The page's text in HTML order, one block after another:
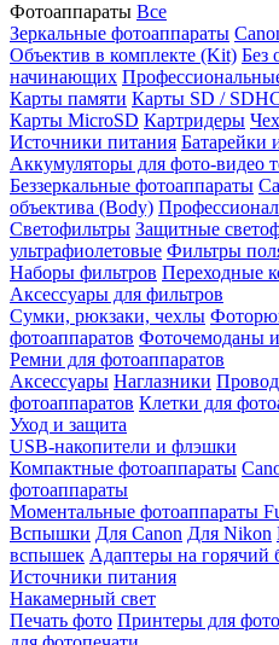
Фотоаппараты Все
Зеркальные фотоаппараты
Объектив в комплекте (Kit) Без
начинающих
Карты памяти Карты SD /
Карты MicroSD Картридеры
Источники питания Батарейки
Аккумуляторы для фото-видео
Беззеркальные фотоаппараты
объектива (Body)
Светофильтры Защитные
ультрафиолетовые Фильтры
Наборы фильтров Переходные
Аксессуары для фильтров
Сумки, рюкзаки, чехлы
фотоаппаратов Фоточемоданы
Ремни для фотоаппаратов
Аксессуары Наглазники
фотоаппаратов Клетки для
Уход и защита
USB-накопители и флэшки
Компактные фотоаппараты
фотоаппараты
Моментальные фотоаппараты
Вспышки Для Canon Для Nikon
вспышек Адаптеры на горячий
Источники питания
Накамерный свет
Печать фото Принтеры для